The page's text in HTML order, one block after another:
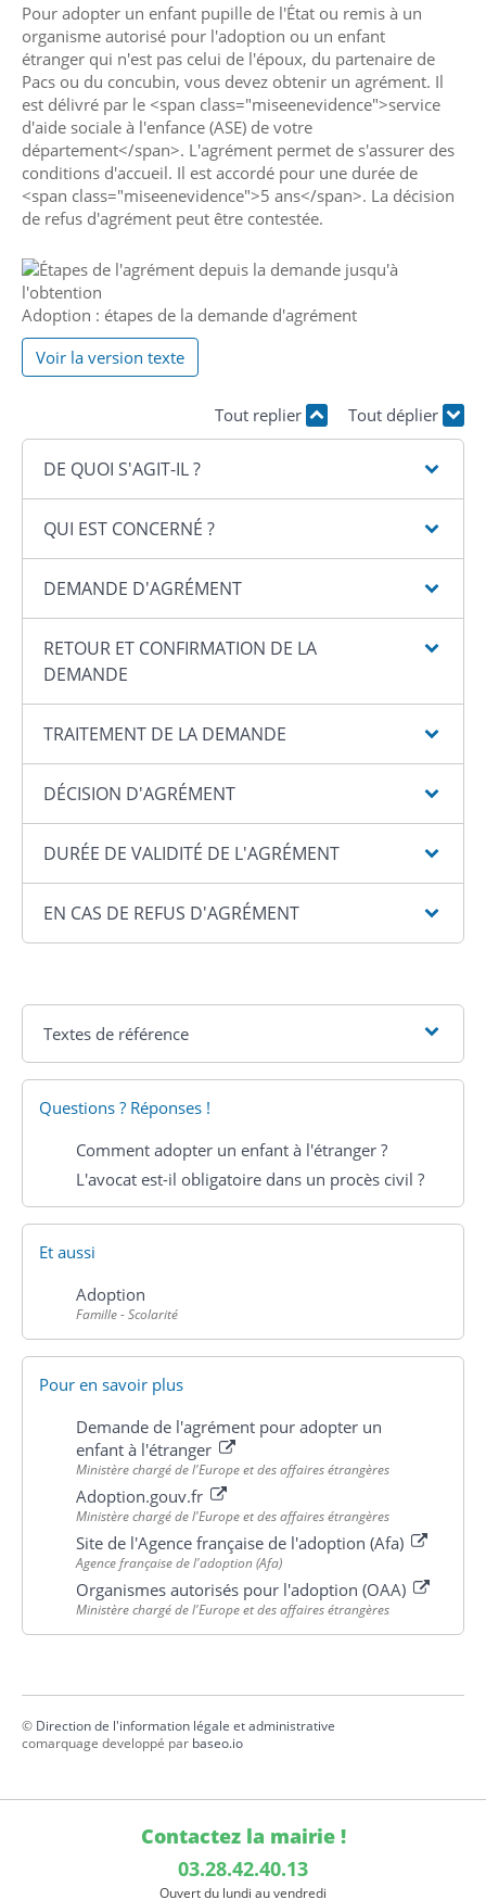
Pour adopter un enfant pupille de l'État ou remis à un
organisme autorisé pour l'adoption ou un enfant
étranger qui n'est pas celui de l'époux, du partenaire de
Pacs ou du concubin, vous devez obtenir un agrément. Il
est délivré par le <span class="miseenevidence">service
d'aide sociale à l'enfance (ASE) de votre
département</span>. L'agrément permet de s'assurer des
conditions d'accueil. Il est accordé pour une durée de
<span class="miseenevidence">5 ans</span>. La décision
de refus d'agrément peut être contestée.
Adoption : étapes de la demande d'agrément
Voir la version texte
Tout replier Tout déplier
DE QUOI S'AGIT-IL ?
QUI EST CONCERNÉ ?
DEMANDE D'AGRÉMENT
RETOUR ET CONFIRMATION DE LA
DEMANDE
TRAITEMENT DE LA DEMANDE
DÉCISION D'AGRÉMENT
DURÉE DE VALIDITÉ DE L'AGRÉMENT
EN CAS DE REFUS D'AGRÉMENT
Textes de référence
Questions ? Réponses !
Comment adopter un enfant à l'étranger ?
L'avocat est-il obligatoire dans un procès civil ?
Et aussi
Adoption
Famille - Scolarité
Pour en savoir plus
Demande de l'agrément pour adopter un
enfant à l'étranger
Ministère chargé de l'Europe et des affaires étrangères
Adoption.gouv.fr
Ministère chargé de l'Europe et des affaires étrangères
Site de l'Agence française de l'adoption (Afa)
Agence française de l'adoption (Afa)
Organismes autorisés pour l'adoption (OAA)
Ministère chargé de l'Europe et des affaires étrangères
© Direction de l'information légale et administrative
comarquage developpé par baseo.io
Contactez la mairie !
03.28.42.40.13
Ouvert du lundi au vendredi